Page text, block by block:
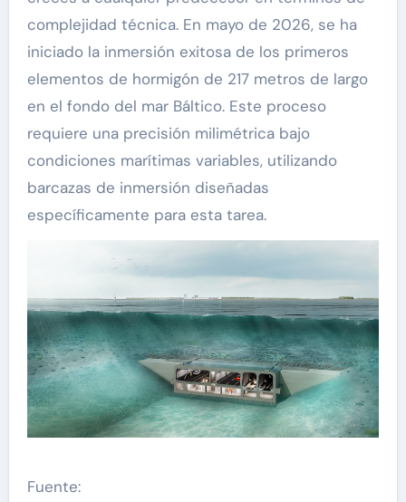
complejidad técnica. En mayo de 2026, se ha
iniciado la inmersión exitosa de los primeros
elementos de hormigón de 217 metros de largo
en el fondo del mar Báltico. Este proceso
requiere una precisión milimétrica bajo
condiciones marítimas variables, utilizando
barcazas de inmersión diseñadas
específicamente para esta tarea.
Fuente: